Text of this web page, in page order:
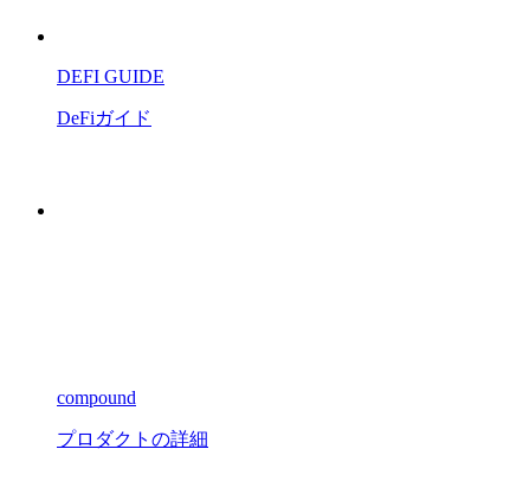
DEFI GUIDE
DeFiガイド
compound
プロダクトの詳細